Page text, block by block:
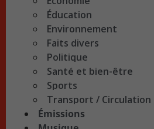
Éducation
Environnement
Faits divers
Politique
Santé et bien-être
Sports
Transport / Circulation
Émissions